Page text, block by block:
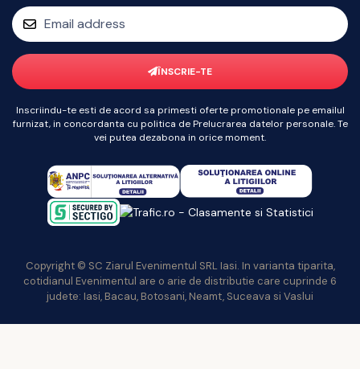
ÎNSCRIE-TE
Inscriindu-te esti de acord sa primesti oferte promotionale pe emailul
furnizat, in concordanta cu politica de Prelucrarea datelor personale. Te
vei putea dezabona in orice moment.
Copyright © SC Ziarul Evenimentul SRL Iasi. In varianta tiparita,
cotidianul Evenimentul are o arie de distributie care cuprinde 6
judete: Iasi, Bacau, Botosani, Neamt, Suceava si Vaslui